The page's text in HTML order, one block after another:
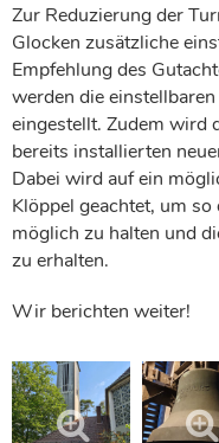
Zur Reduzierung der
Glocken zusätzliche
Empfehlung des
werden die
eingestellt. Zudem wird
bereits installierten
Dabei wird auf ein
Klöppel geachtet, um
möglich zu halten und
zu erhalten.
Wir berichten weiter!